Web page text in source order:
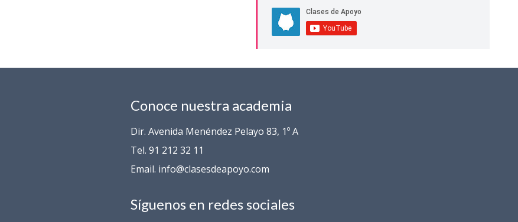
Conoce nuestra academia
Dir. Avenida Menéndez Pelayo 83, 1º A
Tel. 91 212 32 11
Email. info@clasesdeapoyo.com
Síguenos en redes sociales